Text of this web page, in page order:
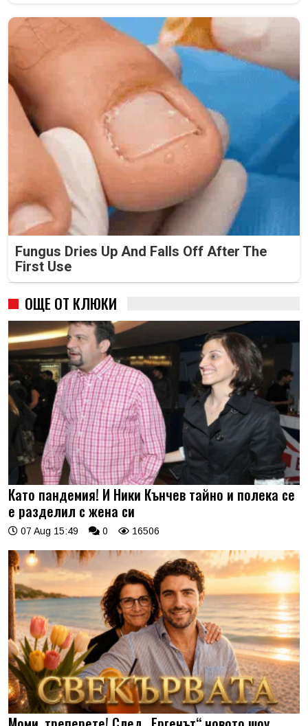
Fungus Dries Up And Falls Off After The
First Use
ОЩЕ ОТ КЛЮКИ
Като пандемия! И Ники Кънчев тайно и полека се
е разделил с жена си
07 Aug 15:49 0 16506